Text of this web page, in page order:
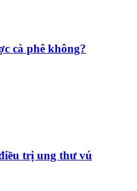
cà phê không?
trị ung thư vú